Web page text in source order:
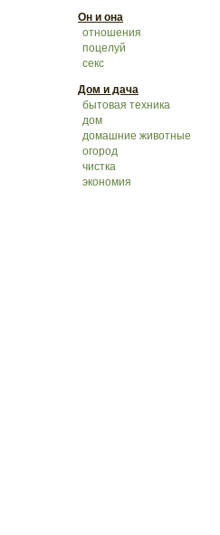
Он и она
отношения
поцелуй
секс
Дом и дача
бытовая техника
дом
домашние животные
огород
чистка
экономия